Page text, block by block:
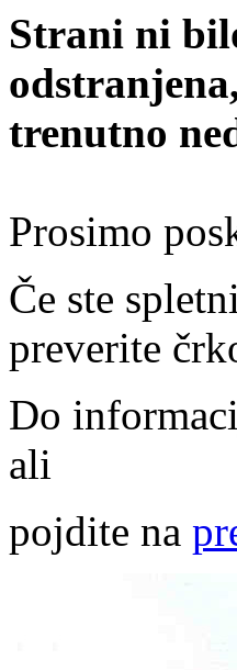
Strani ni
trenutno
Prosimo
Če ste
preverite
Do
ali
pojdite na